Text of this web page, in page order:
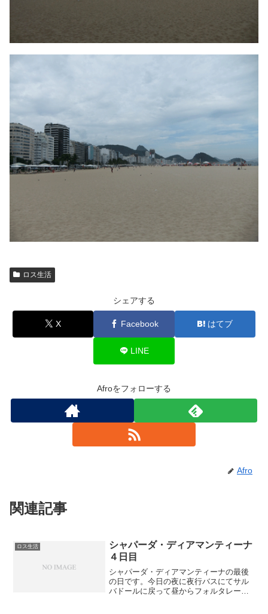
ロス生活
シェアする
X Facebook はてブ
LINE
Afroをフォローする
Afro
関連記事
ロス生活
シャパーダ・ディアマンティーナ
４日目
シャパーダ・ディアマンティーナの最後
の日です。今日の夜に夜行バスにてサル
バドールに戻って昼からフォルタレーザ